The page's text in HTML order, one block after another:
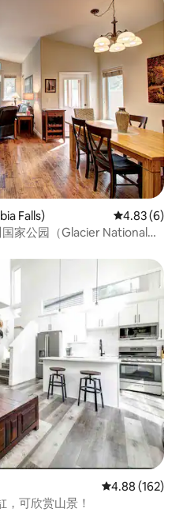
Falls) 平均评分
4.83 (6)
家公园（Glacier National）/
平均评分 4.88
4.88 (162)
可欣赏山景！